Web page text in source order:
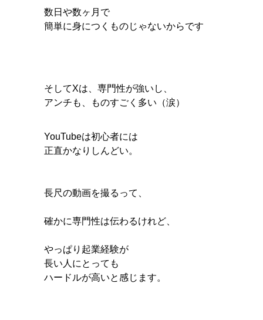
数日や数ヶ月で
簡単に身につくものじゃないからです
そしてXは、専門性が強いし、
アンチも、ものすごく多い（涙）
YouTubeは初心者には
正直かなりしんどい。
長尺の動画を撮るって、
確かに専門性は伝わるけれど、
やっぱり起業経験が
長い人にとっても
ハードルが高いと感じます。